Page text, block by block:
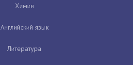
Химия
Английский язык
Литература